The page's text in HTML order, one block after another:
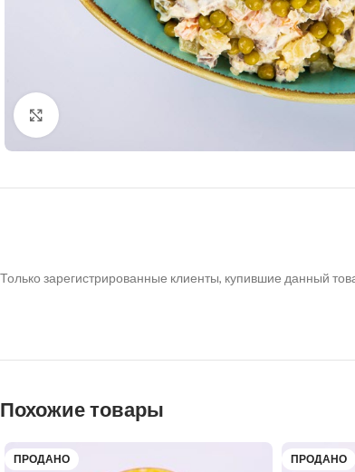
Только зарегистрированные клиенты, купившие данный
Похожие товары
ПРОДАНО ПРОДАНО